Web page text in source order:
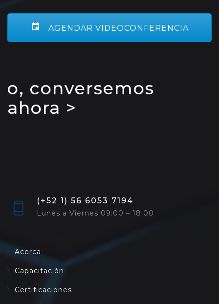
AGENDAR VIDEOCONFERENCIA
o, conversemos
ahora >
(+52 1) 56 6053 7194
Lunes a Viernes 09:00 – 18:00
Acerca
Capacitación
Certificaciones